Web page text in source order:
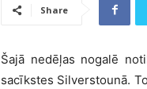
Share
Šajā nedēļas nogalē
sacīkstes Silverstounā.